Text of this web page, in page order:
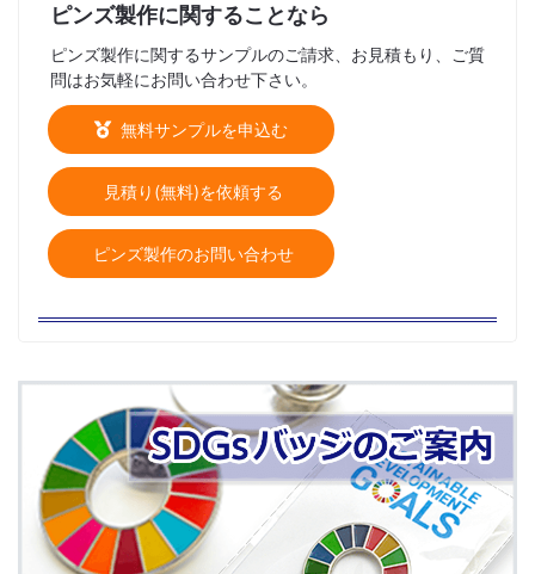
ピンズ製作に関することなら
ピンズ製作に関するサンプルのご請求、お見積もり、ご質
問はお気軽にお問い合わせ下さい。
無料サンプルを申込む
見積り(無料)を依頼する
ピンズ製作のお問い合わせ